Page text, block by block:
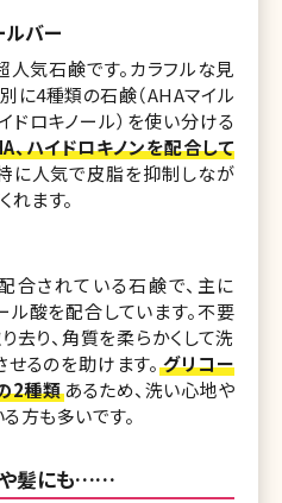
バー
気石鹸です。カラフルな見
に4種類の石鹸（AHAマイル
ドロキノール）を使い分ける
、ハイドロキノンを配合して
に人気で皮脂を抑制しなが
れます。
合されている石鹸で、主に
酸を配合しています。不要
去り、角質を柔らかくして洗
るのを助けます。グリコー
2種類 あるため、洗い心地や
方も多いです。
や髪にも……